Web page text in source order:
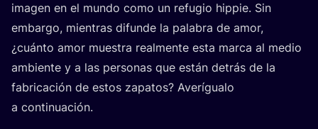
ima­gen en el mun­do como un refu­gio hip­pie. Sin
embar­go, mien­tras difun­de la pala­bra de amor,
¿cuán­to amor mues­tra real­men­te esta mar­ca al medio
ambien­te y a las per­so­nas que están detrás de la
fabri­ca­ción de estos zapa­tos? Ave­rí­gua­lo
a continuación.